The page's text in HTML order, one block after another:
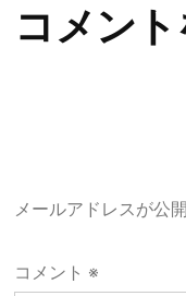
コメン
メールアドレスが公
コメント ※